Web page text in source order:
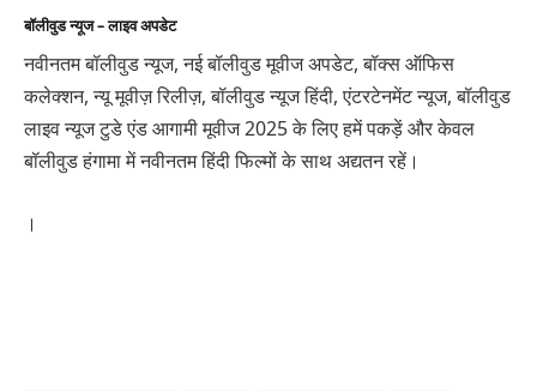
बॉलीवुड न्यूज – लाइव अपडेट
नवीनतम बॉलीवुड न्यूज, नई बॉलीवुड मूवीज अपडेट, बॉक्स ऑफिस
कलेक्शन, न्यू मूवीज़ रिलीज़, बॉलीवुड न्यूज हिंदी, एंटरटेनमेंट न्यूज, बॉलीवुड
लाइव न्यूज टुडे एंड आगामी मूवीज 2025 के लिए हमें पकड़ें और केवल
बॉलीवुड हंगामा में नवीनतम हिंदी फिल्मों के साथ अद्यतन रहें।
।